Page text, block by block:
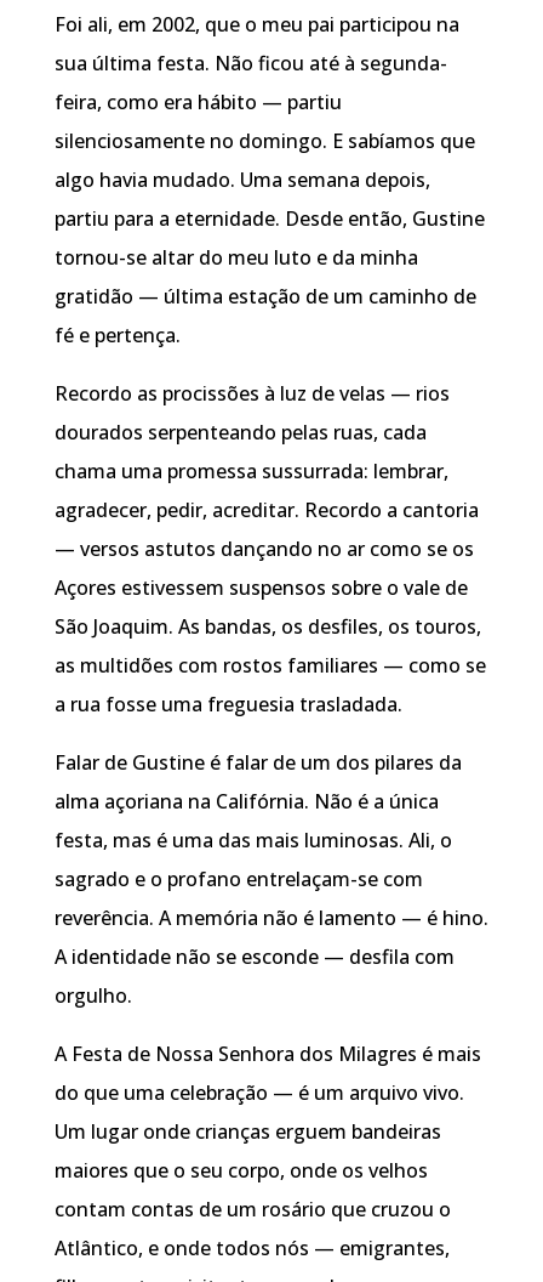
Foi ali, em 2002, que o meu pai participou na
sua última festa. Não ficou até à segunda-
feira, como era hábito — partiu
silenciosamente no domingo. E sabíamos que
algo havia mudado. Uma semana depois,
partiu para a eternidade. Desde então, Gustine
tornou-se altar do meu luto e da minha
gratidão — última estação de um caminho de
fé e pertença.
Recordo as procissões à luz de velas — rios
dourados serpenteando pelas ruas, cada
chama uma promessa sussurrada: lembrar,
agradecer, pedir, acreditar. Recordo a cantoria
— versos astutos dançando no ar como se os
Açores estivessem suspensos sobre o vale de
São Joaquim. As bandas, os desfiles, os touros,
as multidões com rostos familiares — como se
a rua fosse uma freguesia trasladada.
Falar de Gustine é falar de um dos pilares da
alma açoriana na Califórnia. Não é a única
festa, mas é uma das mais luminosas. Ali, o
sagrado e o profano entrelaçam-se com
reverência. A memória não é lamento — é hino.
A identidade não se esconde — desfila com
orgulho.
A Festa de Nossa Senhora dos Milagres é mais
do que uma celebração — é um arquivo vivo.
Um lugar onde crianças erguem bandeiras
maiores que o seu corpo, onde os velhos
contam contas de um rosário que cruzou o
Atlântico, e onde todos nós — emigrantes,